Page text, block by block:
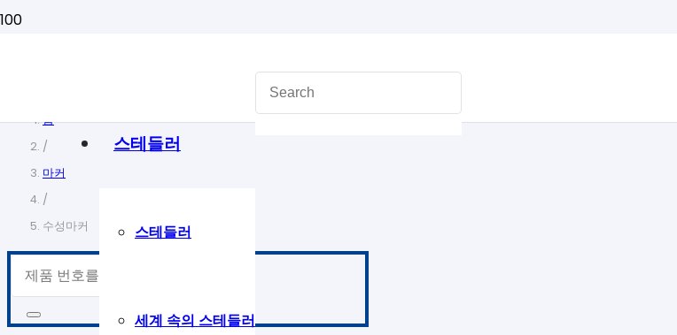
스테들러
스테들러
세계 속의 스테들러
홈
/
마커
/
수성마커